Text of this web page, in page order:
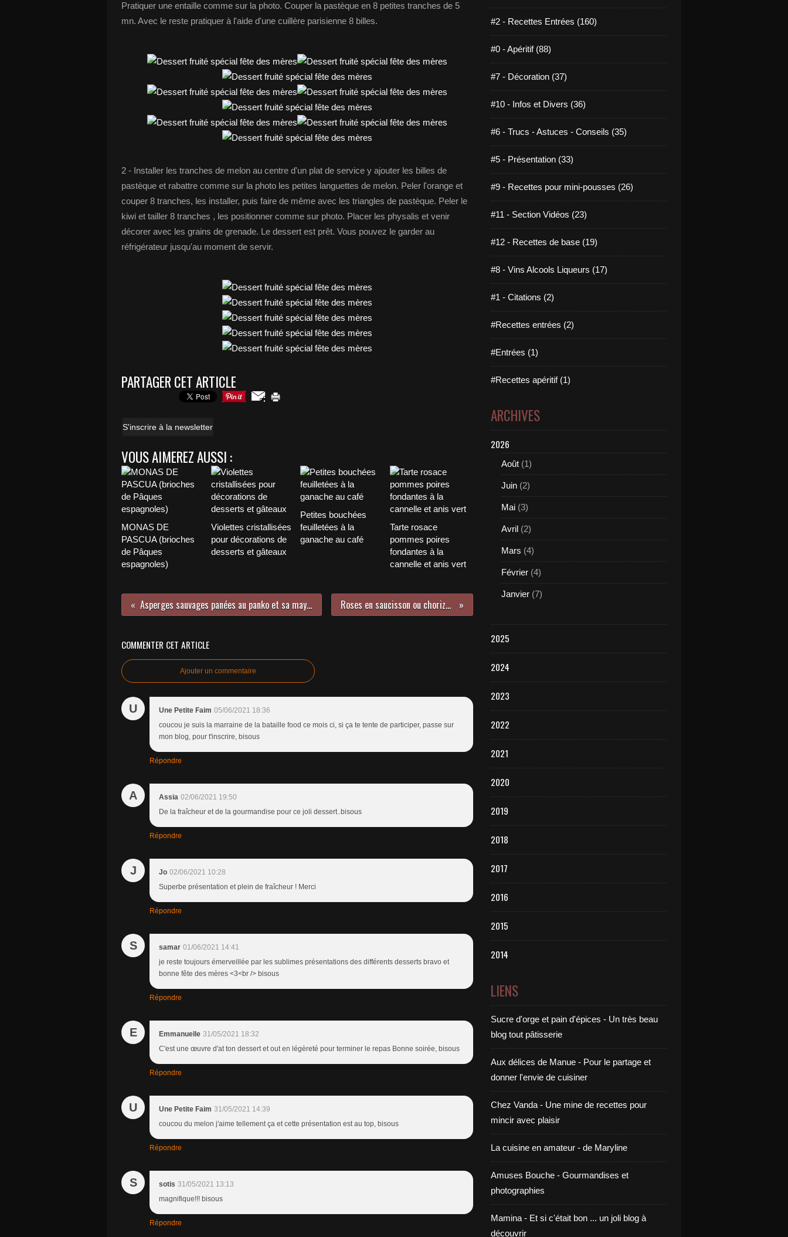
Pratiquer une entaille comme sur la photo. Couper la pastèque en 8 petites tranches de 5
mn. Avec le reste pratiquer à l'aide d'une cuillère parisienne 8 billes.
2 - Installer les tranches de melon au centre d'un plat de service y ajouter les billes de
pastèque et rabattre comme sur la photo les petites languettes de melon. Peler l'orange et
couper 8 tranches, les installer, puis faire de même avec les triangles de pastèque. Peler le
kiwi et tailler 8 tranches , les positionner comme sur photo. Placer les physalis et venir
décorer avec les grains de grenade. Le dessert est prêt. Vous pouvez le garder au
réfrigérateur jusqu'au moment de servir.
PARTAGER CET ARTICLE
S'inscrire à la newsletter
VOUS AIMEREZ AUSSI :
MONAS DE
PASCUA (brioches
de Pâques
espagnoles)
Violettes cristallisées
pour décorations de
desserts et gâteaux
Petites bouchées
feuilletées à la
ganache au café
Tarte rosace
pommes poires
fondantes à la
cannelle et anis vert
Asperges sauvages panées au panko et sa mayonnaise aux saveurs asiatiques Roses en saucisson ou chorizo - Toc-cuisine Vidéos
COMMENTER CET ARTICLE
Ajouter un commentaire
U Une Petite Faim 05/06/2021 18:36
coucou je suis la marraine de la bataille food ce mois ci, si ça te tente de participer, passe sur
mon blog, pour t'inscrire, bisous
Répondre
A Assia 02/06/2021 19:50
De la fraîcheur et de la gourmandise pour ce joli dessert..bisous
Répondre
J Jo 02/06/2021 10:28
Superbe présentation et plein de fraîcheur ! Merci
Répondre
S samar 01/06/2021 14:41
je reste toujours émerveillée par les sublimes présentations des différents desserts bravo et
bonne fête des mères <3<br /> bisous
Répondre
E Emmanuelle 31/05/2021 18:32
C'est une œuvre d'at ton dessert et out en légèreté pour terminer le repas Bonne soirée, bisous
Répondre
U Une Petite Faim 31/05/2021 14:39
coucou du melon j'aime tellement ça et cette présentation est au top, bisous
Répondre
S sotis 31/05/2021 13:13
magnifique!!! bisous
Répondre
#2 - Recettes Entrées (160)
#0 - Apéritif (88)
#7 - Décoration (37)
#10 - Infos et Divers (36)
#6 - Trucs - Astuces - Conseils (35)
#5 - Présentation (33)
#9 - Recettes pour mini-pousses (26)
#11 - Section Vidéos (23)
#12 - Recettes de base (19)
#8 - Vins Alcools Liqueurs (17)
#1 - Citations (2)
#Recettes entrées (2)
#Entrées (1)
#Recettes apéritif (1)
ARCHIVES
2026
Août (1)
Juin (2)
Mai (3)
Avril (2)
Mars (4)
Février (4)
Janvier (7)
2025
2024
2023
2022
2021
2020
2019
2018
2017
2016
2015
2014
LIENS
Sucre d'orge et pain d'épices - Un très beau
blog tout pâtisserie
Aux délices de Manue - Pour le partage et
donner l'envie de cuisiner
Chez Vanda - Une mine de recettes pour
mincir avec plaisir
La cuisine en amateur - de Maryline
Amuses Bouche - Gourmandises et
photographies
Mamina - Et si c'était bon ... un joli blog à
découvrir